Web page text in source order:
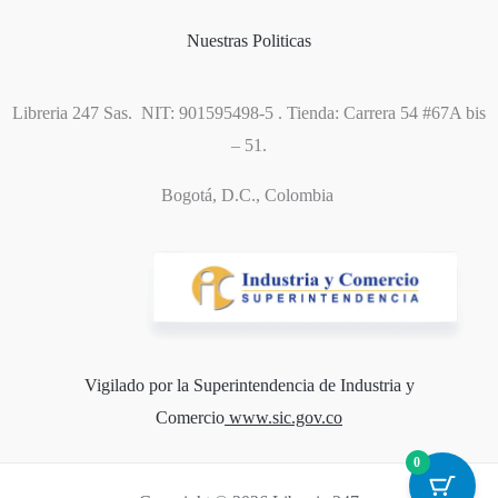
Nuestras Politicas
Libreria 247 Sas. NIT: 901595498-5 . Tienda: Carrera 54 #67A bis
– 51.
Bogotá, D.C., Colombia
Vigilado por la Superintendencia de Industria y
Comercio www.sic.gov.co
0